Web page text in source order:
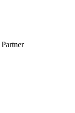
Partner